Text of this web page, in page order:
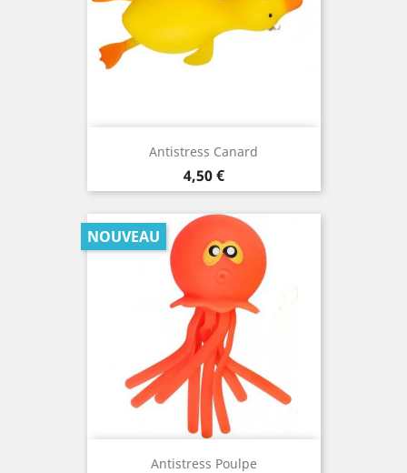
Antistress Canard
Prix
4,50 €
Antistress Poulpe
NOUVEAU